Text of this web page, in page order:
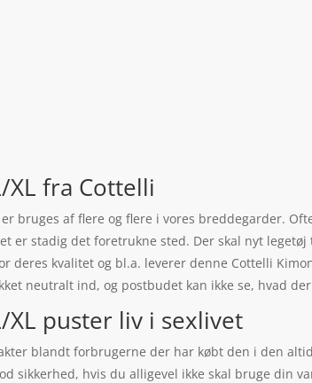
XL fra Cottelli
bruges af flere og flere i vores breddegarder.
er stadig det foretrukne sted. Der skal nyt
kvalitet og bl.a. leverer denne Cottelli
neutralt ind, og postbudet kan ikke se, hvad
puster liv i sexlivet
blandt forbrugerne der har købt den i den
sikkerhed, hvis du alligevel ikke skal bruge din